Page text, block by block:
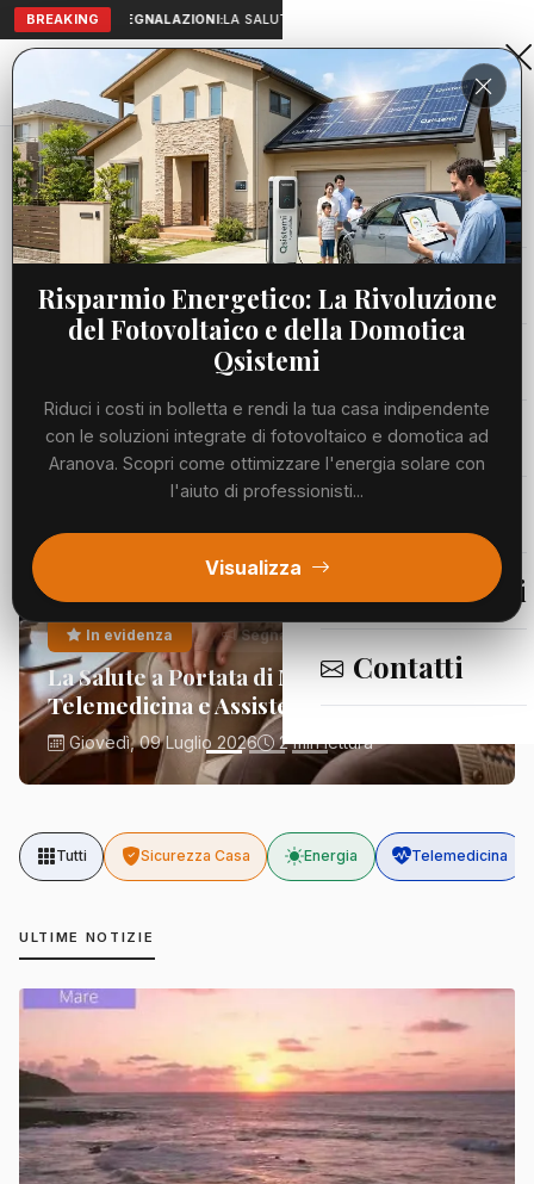
BREAKING SEGNALAZIONI:LA SALUTE A PORTATA DI MANO:
Aranova • NET
PORTALE UTILE AL TERRITORIO
Home
Cronaca
Viabilità
Meteo
Segnalazioni
Contatti
Risparmio Energetico: La Rivoluzione
del Fotovoltaico e della Domotica
Qsistemi
Riduci i costi in bolletta e rendi la tua casa indipendente
con le soluzioni integrate di fotovoltaico e domotica ad
Aranova. Scopri come ottimizzare l'energia solare con
l'aiuto di professionisti...
Visualizza
In evidenza Segnalazioni
La Salute a Portata di Mano:
Telemedicina e Assistenza Domiciliare
Giovedì, 09 Luglio 2026 2 min lettura
Tutti Sicurezza Casa Energia Telemedicina
ULTIME NOTIZIE